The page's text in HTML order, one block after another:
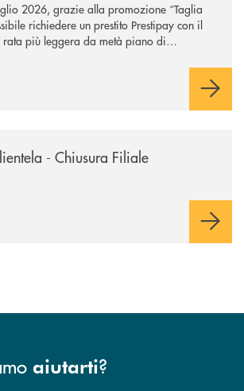
2026, grazie alla promozione “Taglia
richiedere un prestito Prestipay con il
più leggera da metà piano di
- Chiusura Filiale
aiutarti?